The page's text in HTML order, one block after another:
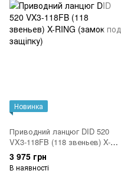
Новинка
Приводний ланцюг DID 520
VX3-118FB (118 звеньев) X-
RING (замок под защіпку)
3 975 грн
В наявності